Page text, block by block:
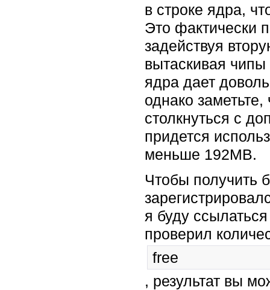
в строке ядра,
Это фактически
задействуя
вытаскивая
ядра дает
однако
столкнуться с
придется
меньше 192MB.
Чтобы получить
я буду
проверил
free
, результат вы